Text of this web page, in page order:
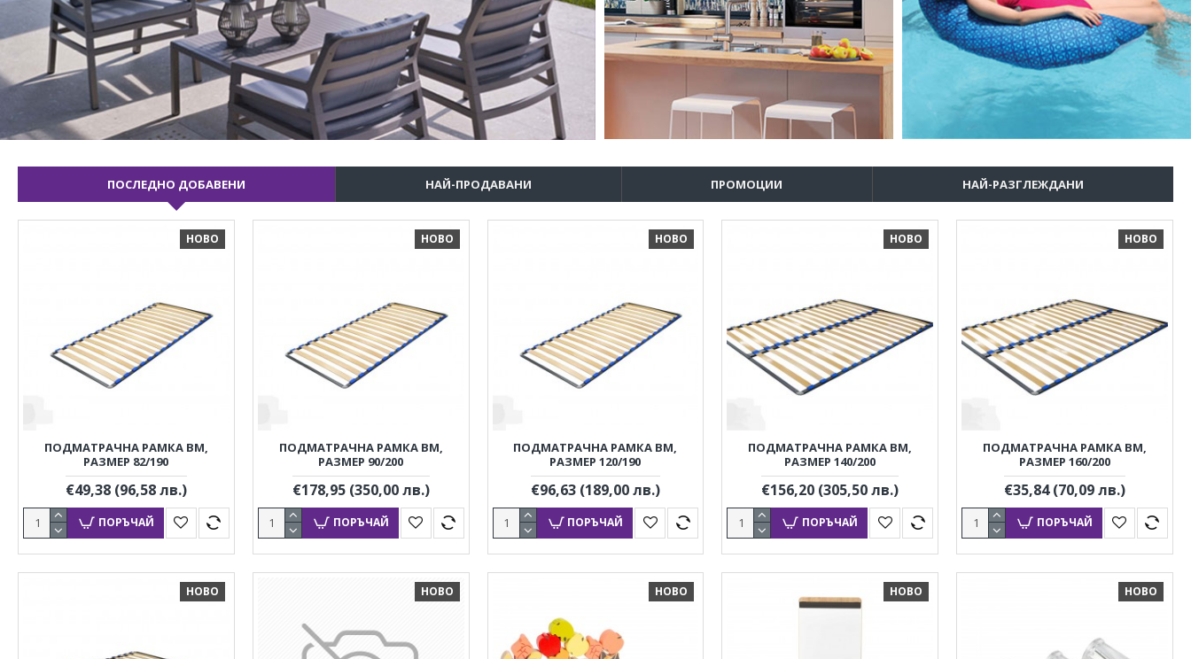
ПОСЛЕДНО ДОБАВЕНИ НАЙ-ПРОДАВАНИ ПРОМОЦИИ НАЙ-РАЗГЛЕЖДАНИ
НОВО
ПОДМАТРАЧНА РАМКА BM,
РАЗМЕР 82/190
€49,38 (96,58 лв.)
ПОРЪЧАЙ
НОВО
ПОДМАТРАЧНА РАМКА BM,
РАЗМЕР 90/200
€178,95 (350,00 лв.)
ПОРЪЧАЙ
НОВО
ПОДМАТРАЧНА РАМКА BM,
РАЗМЕР 120/190
€96,63 (189,00 лв.)
ПОРЪЧАЙ
НОВО
ПОДМАТРАЧНА РАМКА BM,
РАЗМЕР 140/200
€156,20 (305,50 лв.)
ПОРЪЧАЙ
НОВО
ПОДМАТРАЧНА РАМКА BM,
РАЗМЕР 160/200
€35,84(70,09 лв.)
ПОРЪЧАЙ
НОВО НОВО НОВО НОВО НОВО